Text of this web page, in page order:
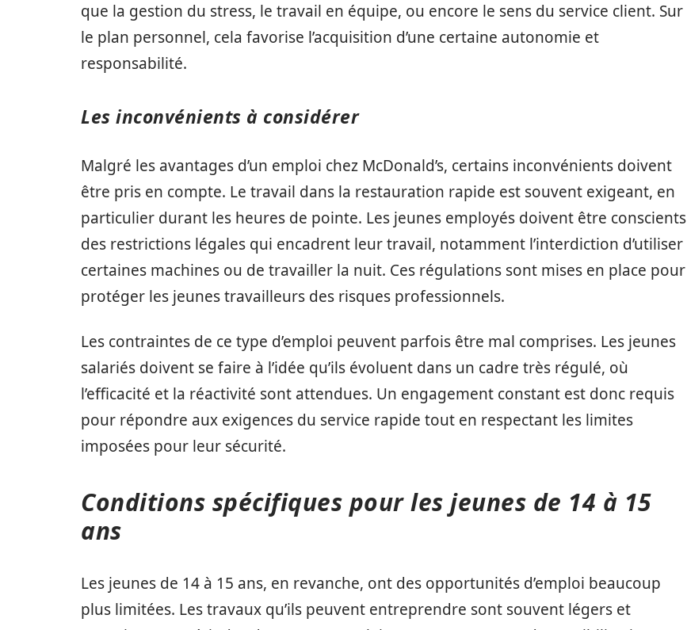
que la gestion du stress, le travail en équipe, ou encore le sens du service client. Sur
le plan personnel, cela favorise l’acquisition d’une certaine autonomie et
responsabilité.
Les inconvénients à considérer
Malgré les avantages d’un emploi chez McDonald’s, certains inconvénients doivent
être pris en compte. Le travail dans la restauration rapide est souvent exigeant, en
particulier durant les heures de pointe. Les jeunes employés doivent être conscients
des restrictions légales qui encadrent leur travail, notamment l’interdiction d’utiliser
certaines machines ou de travailler la nuit. Ces régulations sont mises en place pour
protéger les jeunes travailleurs des risques professionnels.
Les contraintes de ce type d’emploi peuvent parfois être mal comprises. Les jeunes
salariés doivent se faire à l’idée qu’ils évoluent dans un cadre très régulé, où
l’efficacité et la réactivité sont attendues. Un engagement constant est donc requis
pour répondre aux exigences du service rapide tout en respectant les limites
imposées pour leur sécurité.
Conditions spécifiques pour les jeunes de 14 à 15
ans
Les jeunes de 14 à 15 ans, en revanche, ont des opportunités d’emploi beaucoup
plus limitées. Les travaux qu’ils peuvent entreprendre sont souvent légers et